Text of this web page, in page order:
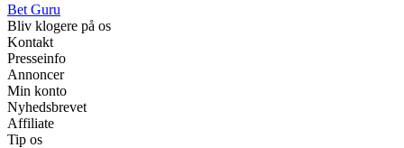
Bet Guru
Bliv klogere på os
Kontakt
Presseinfo
Annoncer
Min konto
Nyhedsbrevet
Affiliate
Tip os